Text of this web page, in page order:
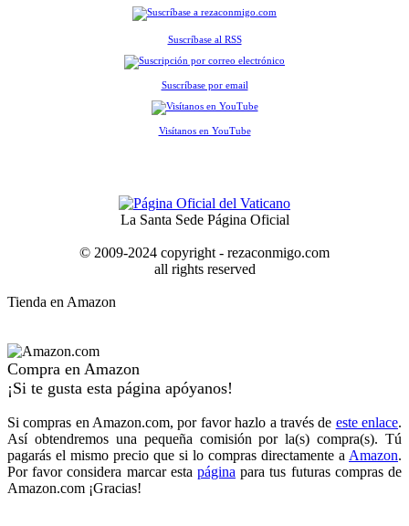
Suscríbase al RSS
Suscríbase por email
Visítanos en YouTube
La Santa Sede Página Oficial
© 2009-2024 copyright - rezaconmigo.com
all rights reserved
Tienda en Amazon
Compra en Amazon
¡Si te gusta esta página apóyanos!
Si compras en Amazon.com, por favor hazlo a través de este enlace.
Así obtendremos una pequeña comisión por la(s) compra(s). Tú
pagarás el mismo precio que si lo compras directamente a Amazon.
Por favor considera marcar esta página para tus futuras compras de
Amazon.com ¡Gracias!